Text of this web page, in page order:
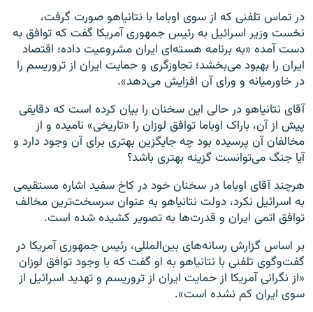
در تماس تلفنی که از سوی اوباما با نتانیاهو صورت گرفت،
نخست وزیر اسرائیل به رئیس جمهوری آمریکا گفت که توافق به
دست آمده «به برنامه هسته‌ای ایران مشروعیت داده؛ اقتصاد
ایران را بهبود می‌بخشد؛ تجاوزگری و حمایت ایران از تروریسم را
در خاورمیانه و ورای آن افزایش می‌دهد».
آقای نتانیاهو در حالی این سخنان را بیان کرده است که دقایقی
پیش از آن، باراک اوباما توافق لوزان را «تاریخی» نامیده و از
مخالفان آن پرسیده بود چه جایگزین بهتری برای آن وجود دارد و
آیا جنگ می‌توانست گزینه بهتری باشد؟
هرچند آقای اوباما در سخنان خود در کاخ سفید اشاره مستقیمی
به اسرائیل نکرد، دولت نتانیاهو به عنوان سرسخت‌ترین مخالف
توافق اتمی ایران و قدرت‌ها به تصویر کشیده شده است.
بر اساس گزارش رسانه‌های بین‌المللی، رئیس جمهوری آمریکا در
گفت‌وگوی تلفنی با نتانیاهو به او گفت که با وجود توافق لوزان
«از نگرانی آمریکا از حمایت ایران از تروریسم و تهدید اسرائیل از
سوی ایران کم نشده است».